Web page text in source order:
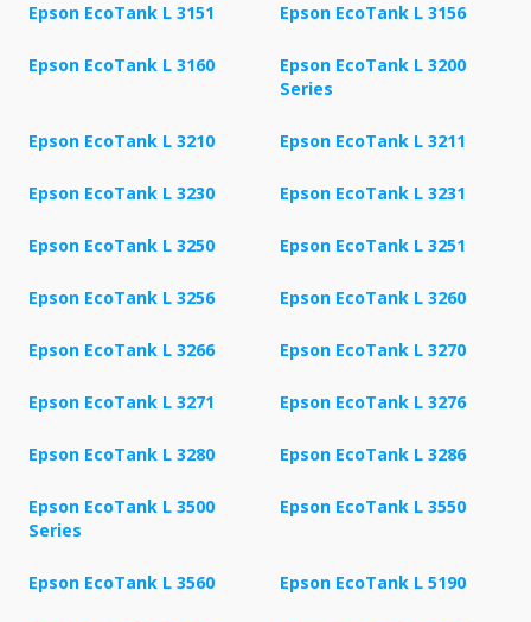
Epson EcoTank L 3151 Epson EcoTank L 3156
Epson EcoTank L 3160
Epson EcoTank L 3200
Series
Epson EcoTank L 3210 Epson EcoTank L 3211
Epson EcoTank L 3230 Epson EcoTank L 3231
Epson EcoTank L 3250 Epson EcoTank L 3251
Epson EcoTank L 3256 Epson EcoTank L 3260
Epson EcoTank L 3266 Epson EcoTank L 3270
Epson EcoTank L 3271 Epson EcoTank L 3276
Epson EcoTank L 3280 Epson EcoTank L 3286
Epson EcoTank L 3500
Series
Epson EcoTank L 3550
Epson EcoTank L 3560 Epson EcoTank L 5190